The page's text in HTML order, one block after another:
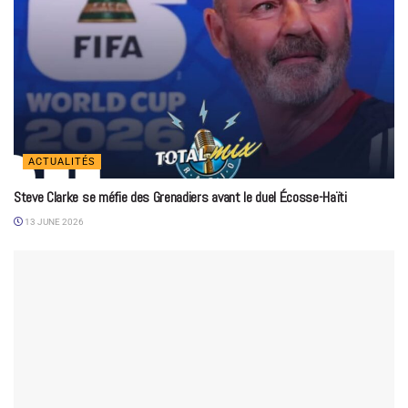
ACTUALITÉS
Steve Clarke se méfie des Grenadiers avant le duel Écosse-Haïti
13 JUNE 2026